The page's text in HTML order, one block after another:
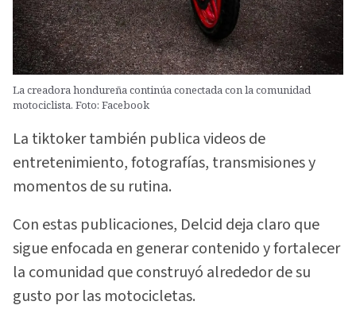
La creadora hondureña continúa conectada con la comunidad
motociclista. Foto: Facebook
La tiktoker también publica videos de
entretenimiento, fotografías, transmisiones y
momentos de su rutina.
Con estas publicaciones, Delcid deja claro que
sigue enfocada en generar contenido y fortalecer
la comunidad que construyó alrededor de su
gusto por las motocicletas.